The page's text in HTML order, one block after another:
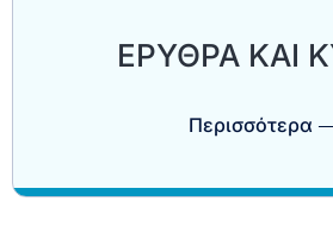
ΕΡΥΘΡΑ ΚΑΙ
Περισσότερα